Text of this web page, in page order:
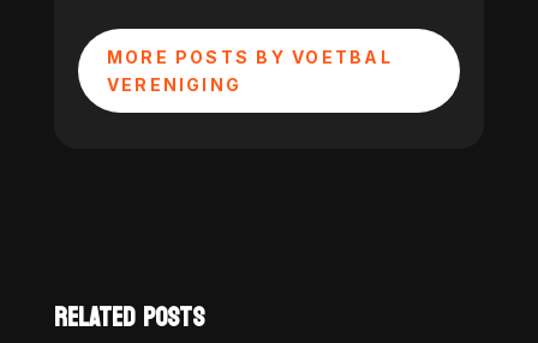
MORE POSTS BY VOETBAL
VERENIGING
RELATED POSTS